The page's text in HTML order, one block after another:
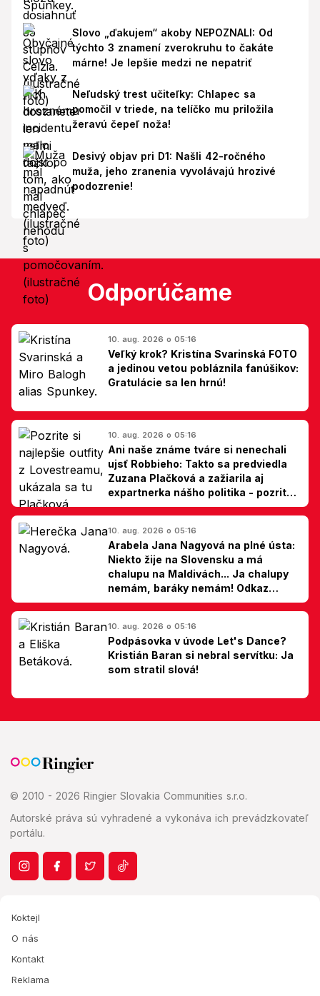
Slovo „ďakujem“ akoby NEPOZNALI: Od
týchto 3 znamení zverokruhu to čakáte
márne! Je lepšie medzi ne nepatriť
Neľudský trest učiteľky: Chlapec sa
pomočil v triede, na telíčko mu priložila
žeravú čepeľ noža!
Desivý objav pri D1: Našli 42-ročného
muža, jeho zranenia vyvolávajú hrozivé
podozrenie!
Odporúčame
10. aug. 2026 o 05:16
Veľký krok? Kristína Svarinská FOTO
a jedinou vetou pobláznila fanúšikov:
Gratulácie sa len hrnú!
10. aug. 2026 o 05:16
Ani naše známe tváre si nenechali
ujsť Robbieho: Takto sa predviedla
Zuzana Plačková a zažiarila aj
expartnerka nášho politika - pozrite
si TOP outfity z Lovestreamu
10. aug. 2026 o 05:16
Arabela Jana Nagyová na plné ústa:
Niekto žije na Slovensku a má
chalupu na Maldivách... Ja chalupy
nemám, baráky nemám! Odkaz
Slovákom
10. aug. 2026 o 05:16
Podpásovka v úvode Let's Dance?
Kristián Baran si nebral servítku: Ja
som stratil slová!
© 2010 - 2026 Ringier Slovakia Communities s.r.o.
Autorské práva sú vyhradené a vykonáva ich prevádzkovateľ
portálu.
Koktejl
O nás
Kontakt
Reklama